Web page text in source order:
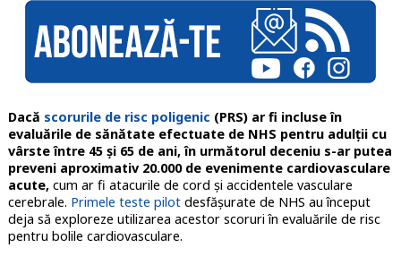
Dacă scorurile de risc poligenic (PRS) ar fi incluse în
evaluările de sănătate efectuate de NHS pentru adulții cu
vârste între 45 și 65 de ani, în următorul deceniu s-ar putea
preveni aproximativ 20.000 de evenimente cardiovasculare
acute, cum ar fi atacurile de cord și accidentele vasculare
cerebrale. Primele teste pilotdesfășurate de NHS au început
deja să exploreze utilizarea acestor scoruri în evaluările de risc
pentru bolile cardiovasculare.